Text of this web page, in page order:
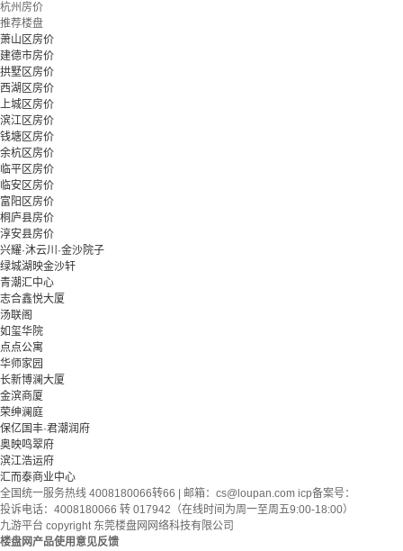
杭州房价
推荐楼盘
萧山区房价
建德市房价
拱墅区房价
西湖区房价
上城区房价
滨江区房价
钱塘区房价
余杭区房价
临平区房价
临安区房价
富阳区房价
桐庐县房价
淳安县房价
兴耀·沐云川·金沙院子
绿城湖映金沙轩
青潮汇中心
志合鑫悦大厦
汤联阁
如玺华院
点点公寓
华师家园
长新博澜大厦
金滨商厦
荣绅澜庭
保亿国丰·君潮润府
奥映鸣翠府
滨江浩运府
汇而泰商业中心
全国统一服务热线 4008180066转66 | 邮箱： cs@loupan.com icp备案号：
投诉电话：4008180066 转 017942（在线时间为周一至周五9:00-18:00）
九游平台 copyright 东莞楼盘网网络科技有限公司
楼盘网产品使用意见反馈